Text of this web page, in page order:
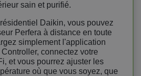
sain et purifié.
Daikin, vous pouvez
Perfera à distance en toute
simplement l'application
connectez votre
et vous pourrez ajuster les
où que vous soyez, que